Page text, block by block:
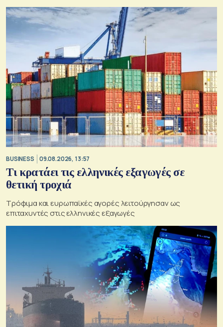
BUSINESS 09.08.2026, 13:57
Τι κρατάει τις ελληνικές εξαγωγές σε
θετική τροχιά
Τρόφιμα και ευρωπαϊκές αγορές λειτούργησαν ως
επιταχυντές στις ελληνικές εξαγωγές